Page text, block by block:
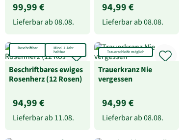
99,99 €
Lieferbar ab08.08.
94,99 €
Lieferbar ab08.08.
Beschriftbar Mind. 1 Jahr
haltbar
Beschriftbares ewiges
Rosenherz (12 Rosen)
94,99 €
Lieferbar ab 11.08.
Trauerschleife möglich
Trauerkranz Nie
vergessen
94,99 €
Lieferbar ab08.08.